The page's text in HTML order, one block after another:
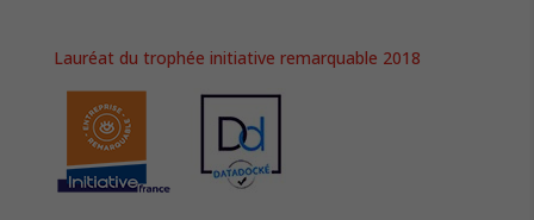
Lauréat du trophée initiative remarquable 2018